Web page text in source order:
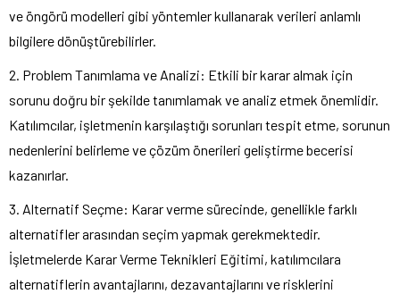
ve öngörü modelleri gibi yöntemler kullanarak verileri anlamlı
bilgilere dönüştürebilirler.
2. Problem Tanımlama ve Analizi: Etkili bir karar almak için
sorunu doğru bir şekilde tanımlamak ve analiz etmek önemlidir.
Katılımcılar, işletmenin karşılaştığı sorunları tespit etme, sorunun
nedenlerini belirleme ve çözüm önerileri geliştirme becerisi
kazanırlar.
3. Alternatif Seçme: Karar verme sürecinde, genellikle farklı
alternatifler arasından seçim yapmak gerekmektedir.
İşletmelerde Karar Verme Teknikleri Eğitimi, katılımcılara
alternatiflerin avantajlarını, dezavantajlarını ve risklerini